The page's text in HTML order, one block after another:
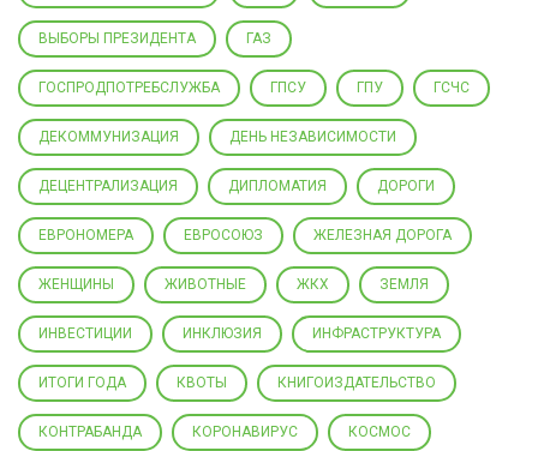
ВЫБОРЫ ПРЕЗИДЕНТА ГАЗ
ГОСПРОДПОТРЕБСЛУЖБА ГПСУ ГПУ ГСЧС
ДЕКОММУНИЗАЦИЯ ДЕНЬ НЕЗАВИСИМОСТИ
ДЕЦЕНТРАЛИЗАЦИЯ ДИПЛОМАТИЯ ДОРОГИ
ЕВРОНОМЕРА ЕВРОСОЮЗ ЖЕЛЕЗНАЯ ДОРОГА
ЖЕНЩИНЫ ЖИВОТНЫЕ ЖКХ ЗЕМЛЯ
ИНВЕСТИЦИИ ИНКЛЮЗИЯ ИНФРАСТРУКТУРА
ИТОГИ ГОДА КВОТЫ КНИГОИЗДАТЕЛЬСТВО
КОНТРАБАНДА КОРОНАВИРУС КОСМОС